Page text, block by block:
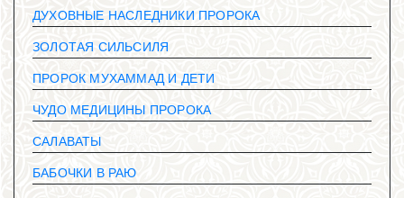
ДУХОВНЫЕ НАСЛЕДНИКИ ПРОРОКА
ЗОЛОТАЯ СИЛЬСИЛЯ
ПРОРОК МУХАММАД И ДЕТИ
ЧУДО МЕДИЦИНЫ ПРОРОКА
САЛАВАТЫ
БАБОЧКИ В РАЮ